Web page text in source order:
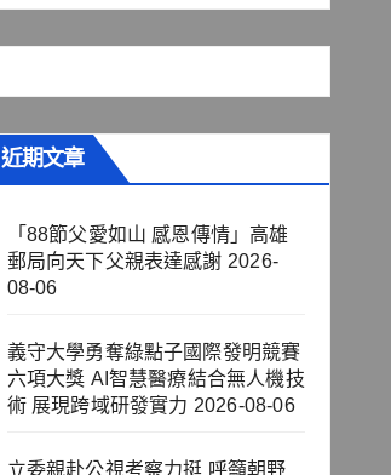
近期文章
「88節父愛如山 感恩傳情」高雄
郵局向天下父親表達感謝 2026-
08-06
義守大學勇奪綠點子國際發明競賽
六項大獎 AI智慧醫療結合無人機技
術 展現跨域研發實力 2026-08-06
立委親赴公視考察力挺 呼籲朝野